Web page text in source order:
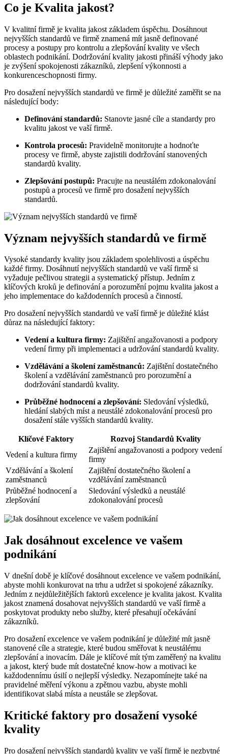
Co je Kvalita jakost?
V kvalitní firmě je kvalita jakost základem úspěchu. Dosáhnout
nejvyšších standardů ve firmě znamená mít jasně definované
procesy a postupy pro kontrolu a zlepšování kvality ve všech
oblastech podnikání. Dodržování kvality jakosti přináší výhody jako
je zvýšení spokojenosti zákazníků, zlepšení výkonnosti a
konkurenceschopnosti firmy.
Pro dosažení nejvyšších standardů ve firmě je důležité zaměřit se na
následující body:
Definování standardů: Stanovte jasné cíle a standardy pro
kvalitu jakost ve vaší firmě.
Kontrola procesů: Pravidelně monitorujte a hodnoťte
procesy ve firmě, abyste zajistili dodržování stanovených
standardů kvality.
Zlepšování postupů: Pracujte na neustálém zdokonalování
postupů a procesů ve firmě pro dosažení nejvyšších
standardů.
Význam nejvyšších standardů ve firmě
Vysoké standardy kvality jsou základem spolehlivosti a úspěchu
každé firmy. Dosáhnutí nejvyšších standardů ve vaší firmě si
vyžaduje pečlivou strategii a systematický přístup. Jedním z
klíčových kroků je definování a porozumění pojmu kvalita jakost a
jeho implementace do každodenních procesů a činností.
Pro dosažení nejvyšších standardů ve vaší firmě je důležité klást
důraz na následující faktory:
Vedení a kultura firmy: Zajištění angažovanosti a podpory
vedení firmy při implementaci a udržování standardů kvality.
Vzdělávání a školení zaměstnanců: Zajištění dostatečného
školení a vzdělávání zaměstnanců pro porozumění a
dodržování standardů kvality.
Průběžné hodnocení a zlepšování: Sledování výsledků,
hledání slabých míst a neustálé zdokonalování procesů pro
dosažení stále vyšších standardů kvality.
Klíčové Faktory
Rozvoj Standardů Kvality
Vedení a kultura firmy
Zajištění angažovanosti a podpory vedení
firmy
Vzdělávání a školení
zaměstnanců
Zajištění dostatečného školení a
vzdělávání zaměstnanců
Průběžné hodnocení a
zlepšování
Sledování výsledků a neustálé
zdokonalování procesů
Jak dosáhnout excelence ve vašem
podnikání
V dnešní době je klíčové dosáhnout excelence ve vašem podnikání,
abyste mohli konkurovat na trhu a udržet si spokojené zákazníky.
Jedním z nejdůležitějších faktorů excelence je kvalita jakost. Kvalita
jakost znamená dosahovat nejvyšších standardů ve vaší firmě a
poskytovat produkty nebo služby, které přesahují očekávání
zákazníků.
Pro dosažení excelence ve vašem podnikání je důležité mít jasně
stanovené cíle a strategie, které budou směřovat k neustálému
zlepšování a inovacím. Dále je klíčové mít tým zaměřený na kvalitu
a jakost, který bude mít dostatečné know-how a motivaci ke
každodennímu úsilí o nejlepší výsledky. Nezapomínejte také na
pravidelné měření výkonu a zpětnou vazbu, abyste mohli
identifikovat slabá místa a neustále se zlepšovat.
Kritické faktory pro dosažení vysoké
kvality
Pro dosažení nejvyšších standardů kvality ve vaší firmě je nezbytné